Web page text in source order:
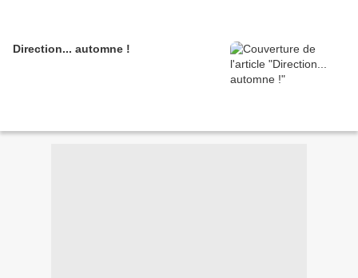
Direction... automne !